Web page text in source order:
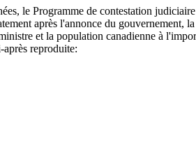
le Programme de contestation
après l'annonce du gouvernement,
et la population canadienne à
reproduite: